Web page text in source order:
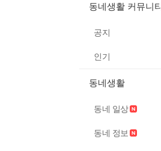
동네생활 커뮤니
공지
인기
동네생활
동네 일상
동네 정보